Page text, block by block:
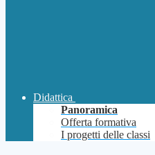
Didattica
Panoramica
Offerta formativa
I progetti delle classi